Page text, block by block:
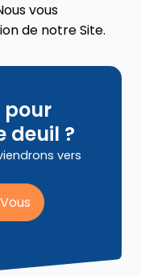
vous
de notre Site.
pour
deuil ?
vers